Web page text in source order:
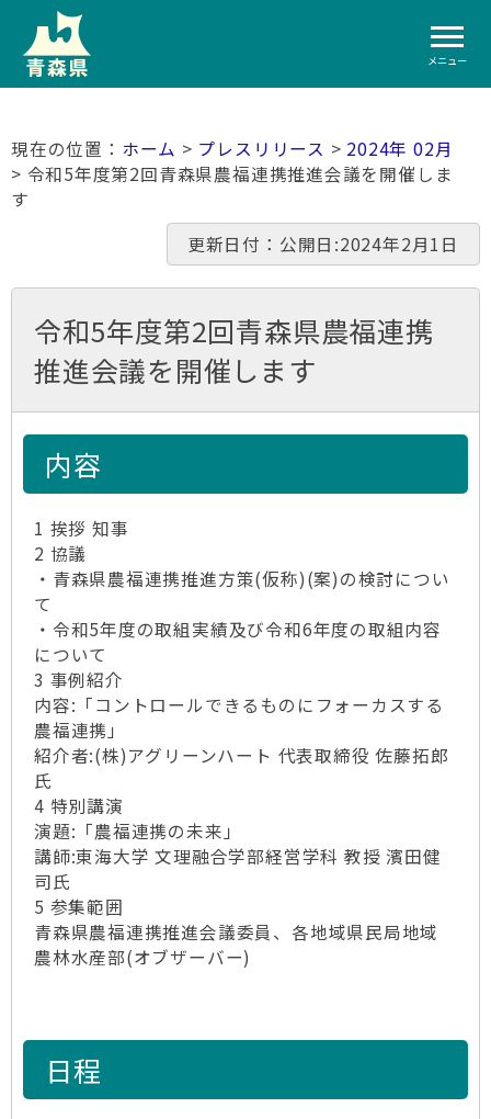
メニュー
ホーム > プレスリリース > 2024年 02月
> 令和5年度第2回青森県農福連携推進会議を開催しま
す
更新日付：公開日:2024年2月1日
令和5年度第2回青森県農福連携
推進会議を開催します
内容
1 挨拶 知事
2 協議
・青森県農福連携推進方策(仮称)(案)の検討につい
て
・令和5年度の取組実績及び令和6年度の取組内容
について
3 事例紹介
内容:「コントロールできるものにフォーカスする
農福連携」
紹介者:(株)アグリーンハート 代表取締役 佐藤拓郎
氏
4 特別講演
演題:「農福連携の未来」
講師:東海大学 文理融合学部経営学科 教授 濱田健
司氏
5 参集範囲
青森県農福連携推進会議委員、各地域県民局地域
農林水産部(オブザーバー)
日程